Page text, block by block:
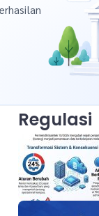
Regulasi